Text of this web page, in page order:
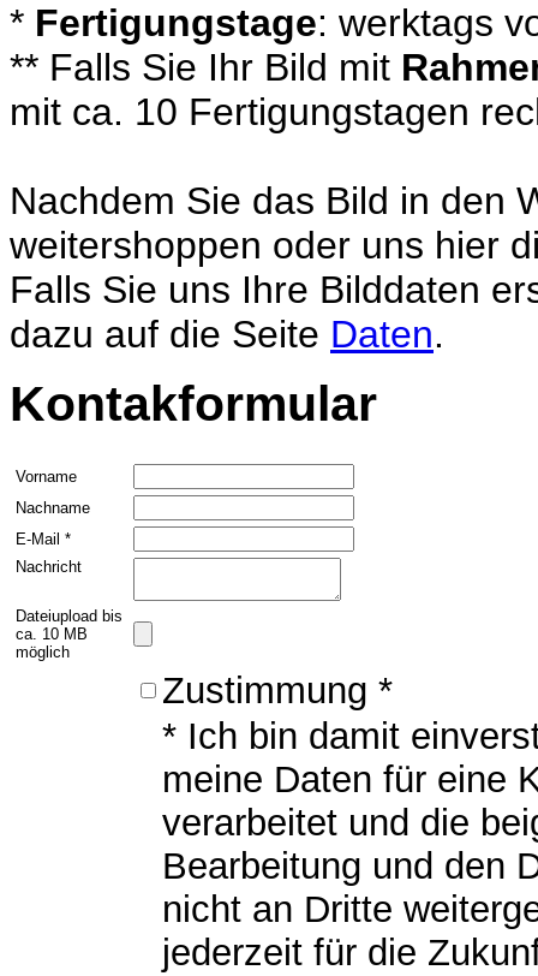
* Fertigungstage: werktags
** Falls Sie Ihr Bild mit
mit ca. 10 Fertigungstagen
Nachdem Sie das Bild in den
weitershoppen oder uns hier
Falls Sie uns Ihre Bilddaten
dazu auf die Seite Daten.
Kontakformular
Vorname
Nachname
E-Mail *
Nachricht
Dateiupload bis
ca. 10 MB
möglich
Zustimmung *
* Ich bin damit
meine Daten für eine
verarbeitet und die
Bearbeitung und den
nicht an Dritte
jederzeit für die